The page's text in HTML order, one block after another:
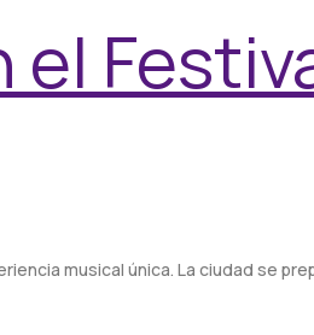
el
musical única. La ciudad se